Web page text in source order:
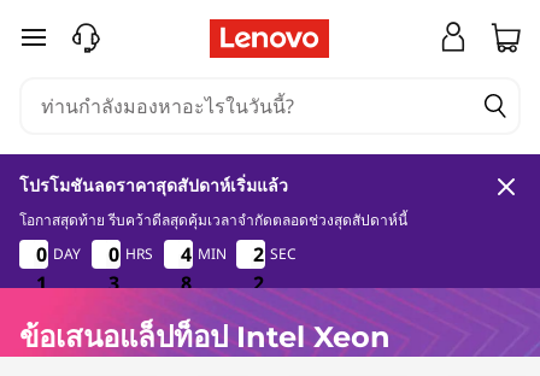
ข้
เ
ส
น
อ
ข้ามไปที่เนื้อหาหลัก
โปรโมชันลดราคาสุดสัปดาห์เริ่มแล้ว
โอกาสสุดท้าย รีบคว้าดีลสุดคุ้มเวลาจำกัดตลอดช่วงสุดสัปดาห์นี้
0
1
0
1
0
1
0
1
DAY
0
3
0
3
0
3
0
3
HRS
4
8
4
8
4
8
4
8
MIN 2
2
2
1
2
2
2
1
SEC
ข้อเสนอแล็ปท็อป Intel Xeon